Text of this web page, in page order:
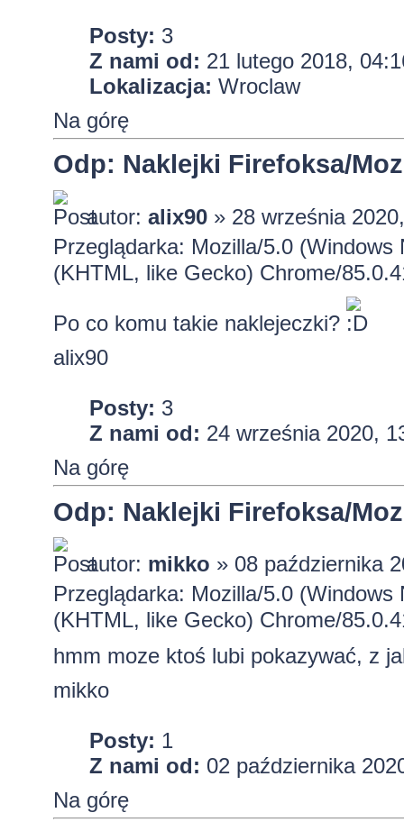
Posty: 3
Z nami od: 21 lutego 2018,
Lokalizacja: Wroclaw
Na górę
Odp: Naklejki Firefoksa/
autor: alix90» 28 września
Przeglądarka: Mozilla/5.0
(KHTML, like Gecko) Chrome/
Po co komu takie naklejeczki?
alix90
Posty: 3
Z nami od: 24 września 2020,
Na górę
Odp: Naklejki Firefoksa/
autor: mikko » 08 października
Przeglądarka: Mozilla/5.0
(KHTML, like Gecko) Chrome/
hmm moze ktoś lubi pokazywać, z
mikko
Posty: 1
Z nami od: 02 października
Na górę